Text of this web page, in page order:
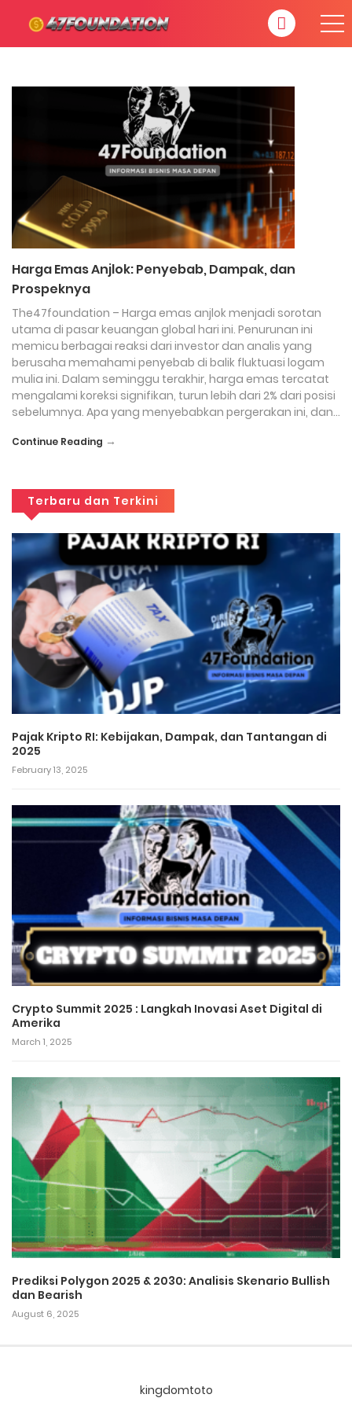
Harga Emas Anjlok: Penyebab, Dampak, dan
Prospeknya
The47foundation – Harga emas anjlok menjadi sorotan
utama di pasar keuangan global hari ini. Penurunan ini
memicu berbagai reaksi dari investor dan analis yang
berusaha memahami penyebab di balik fluktuasi logam
mulia ini. Dalam seminggu terakhir, harga emas tercatat
mengalami koreksi signifikan, turun lebih dari 2% dari posisi
sebelumnya. Apa yang menyebabkan pergerakan ini, dan…
Continue Reading →
Terbaru dan Terkini
Pajak Kripto RI: Kebijakan, Dampak, dan Tantangan di
2025
February 13, 2025
Crypto Summit 2025 : Langkah Inovasi Aset Digital di
Amerika
March 1, 2025
Prediksi Polygon 2025 & 2030: Analisis Skenario Bullish
dan Bearish
August 6, 2025
kingdomtoto